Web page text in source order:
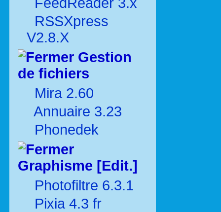
RSSXpress
V2.8.X
Gestion
de fichiers
Mira 2.60
Annuaire 3.23
Phonedek
Graphisme [Edit.]
Photofiltre 6.3.1
Pixia 4.3 fr